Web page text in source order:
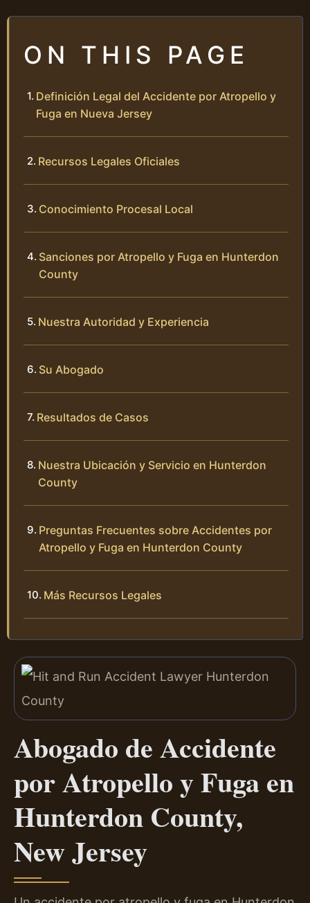
ON THIS PAGE
Definición Legal del Accidente por Atropello y
Fuga en Nueva Jersey
Recursos Legales Oficiales
Conocimiento Procesal Local
Sanciones por Atropello y Fuga en Hunterdon
County
Nuestra Autoridad y Experiencia
Su Abogado
Resultados de Casos
Nuestra Ubicación y Servicio en Hunterdon
County
Preguntas Frecuentes sobre Accidentes por
Atropello y Fuga en Hunterdon County
Más Recursos Legales
Abogado de Accidente
por Atropello y Fuga en
Hunterdon County,
New Jersey